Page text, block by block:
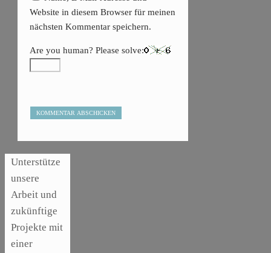
Website in diesem Browser für meinen
nächsten Kommentar speichern.
Are you human? Please solve:
Unterstütze
unsere
Arbeit und
zukünftige
Projekte mit
einer